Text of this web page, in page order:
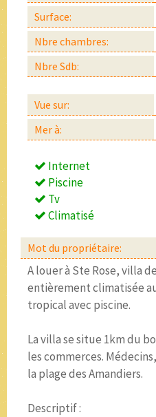
Surface:
Nbre chambres:
Nbre Sdb:
Vue sur:
Mer à:
Internet
Piscine
Tv
Climatisé
Mot du propriétaire:
A louer à Ste Rose, villa
entièrement climatisée
tropical avec piscine.
La villa se situe 1km du
les commerces.
la plage des Amandiers.
Descriptif :